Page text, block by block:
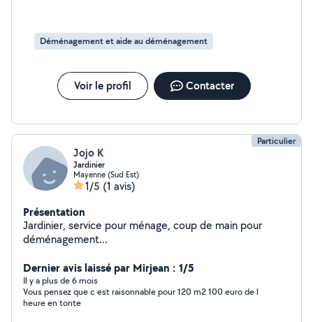
Déménagement et aide au déménagement
Voir le profil Contacter
Particulier
Jojo K
Jardinier
Mayenne (Sud Est)
1/5 (1 avis)
Présentation
Jardinier, service pour ménage, coup de main pour
déménagement...
Dernier avis laissé par Mirjean : 1/5
Il y a plus de 6 mois
Vous pensez que c est raisonnable pour 120 m2 100 euro de l
heure en tonte